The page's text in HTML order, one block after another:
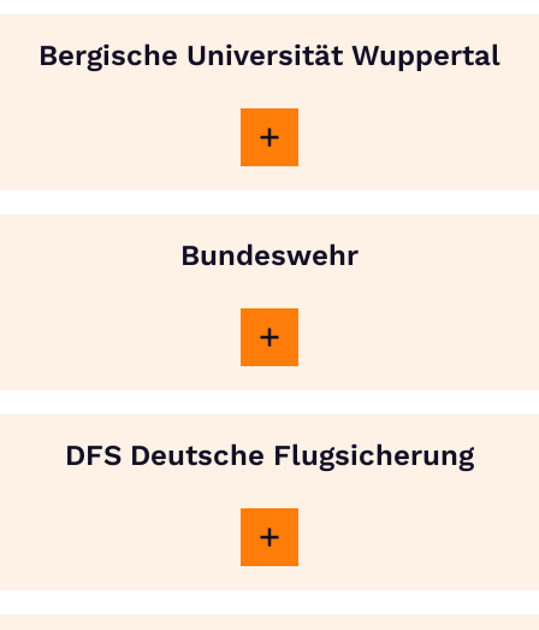
Bergische Universität Wuppertal
Bundeswehr
DFS Deutsche Flugsicherung